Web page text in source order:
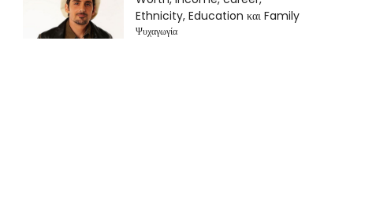
Ethnicity, Education και Family
Ψυχαγωγία